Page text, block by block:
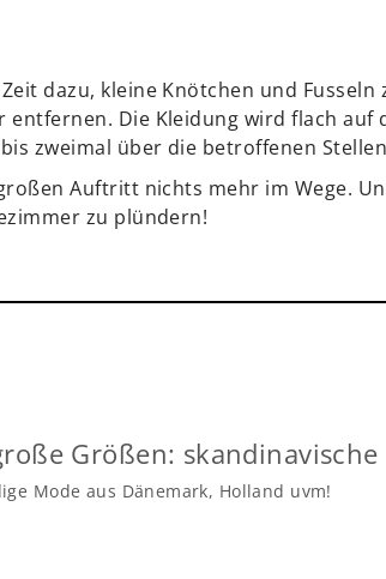
dazu, kleine Knötchen und Fusseln
Die Kleidung wird flach auf
zweimal über die betroffenen
Auftritt nichts mehr im Wege.
zu plündern!
Größen:
Mode aus Dänemark, Holland uvm!